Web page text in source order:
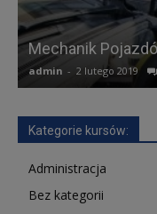
Mechanik
admin - 2 lutego 2019
Kategorie kursów:
Administracja
Bez kategorii